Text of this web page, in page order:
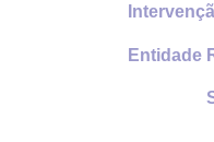
Entidade